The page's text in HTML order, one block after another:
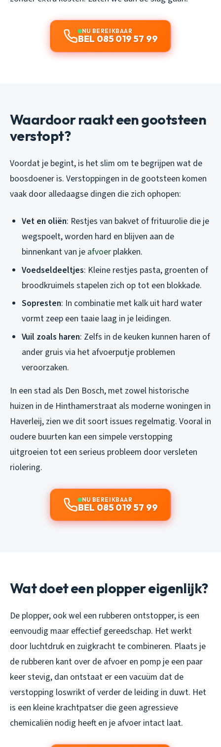
NU BEREIKBAAR
BEL 085 019 57 99
Waardoor raakt een gootsteen
verstopt?
Voordat je begint, is het slim om te begrijpen wat de
boosdoener is. Verstoppingen in de gootsteen komen
vaak door alledaagse dingen die zich ophopen:
Vet en oliën: Restjes van bakvet of frituurolie die je
wegspoelt, worden hard en blijven aan de
binnenkant van je afvoer plakken.
Voedseldeeltjes: Kleine restjes pasta, groenten of
broodkruimels stapelen zich op tot een blokkade.
Sopresten: In combinatie met kalk uit hard water
vormt zeep een taaie laag in je leidingen.
Vuil zoals haren: Zelfs in de keuken kunnen haren of
ander gruis via het afvoerputje problemen
veroorzaken.
In een stad als Den Bosch, met zowel historische
huizen in de Hinthamerstraat als moderne woningen in
Haverleij, zien we dit soort issues regelmatig. Vooral in
oudere buurten kan een simpele verstopping
uitgroeien tot een serieus probleem door versleten
riolering.
NU BEREIKBAAR
BEL 085 019 57 99
Wat doet een plopper eigenlijk?
De plopper, ook wel een rubberen ontstopper, is een
eenvoudig maar effectief gereedschap. Het werkt
door luchtdruk en zuigkracht te combineren. Plaats je
de rubberen kant over de afvoer en pomp je een paar
keer stevig, dan ontstaat er een vacuüm dat de
verstopping loswrikt of verder de leiding in duwt. Het
is een kleine krachtpatser die geen agressieve
chemicaliën nodig heeft en je afvoer intact laat.